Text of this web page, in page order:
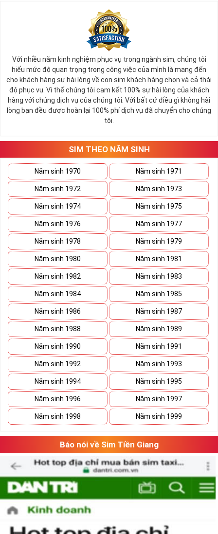
Với nhiều năm kinh nghiệm phục vụ trong ngành sim, chúng tôi
hiểu mức độ quan trọng trong công việc của mình là mang đến
cho khách hàng sự hài lòng về con sim khách hàng chọn và cả thái
độ phục vụ. Vì thế chúng tôi cam kết 100% sự hài lòng của khách
hàng với chúng dịch vụ của chúng tôi. Với bất cứ điều gì không hài
lòng bạn đều được hoàn lại 100% phí dịch vụ đã chuyển cho chúng
tôi.
SIM THEO NĂM SINH
Năm sinh 1970 Năm sinh 1971
Năm sinh 1972 Năm sinh 1973
Năm sinh 1974 Năm sinh 1975
Năm sinh 1976 Năm sinh 1977
Năm sinh 1978 Năm sinh 1979
Năm sinh 1980 Năm sinh 1981
Năm sinh 1982 Năm sinh 1983
Năm sinh 1984 Năm sinh 1985
Năm sinh 1986 Năm sinh 1987
Năm sinh 1988 Năm sinh 1989
Năm sinh 1990 Năm sinh 1991
Năm sinh 1992 Năm sinh 1993
Năm sinh 1994 Năm sinh 1995
Năm sinh 1996 Năm sinh 1997
Năm sinh 1998 Năm sinh 1999
Báo nói về Sim Tiền Giang